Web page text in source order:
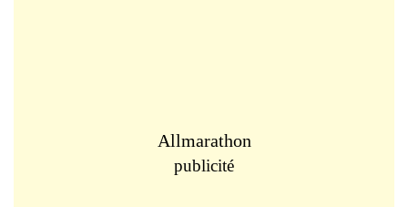
Allmarathon
publicité